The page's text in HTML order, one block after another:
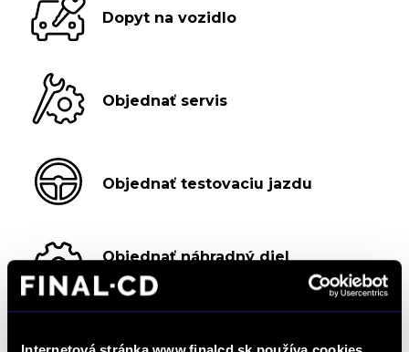
Dopyt na vozidlo
Objednať servis
Objednať testovaciu jazdu
Objednať náhradný diel
a príslušenstvo